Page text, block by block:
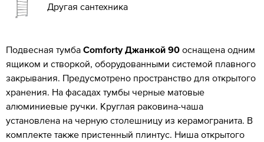
Другая сантехника
Подвесная тумба Comforty Джанкой 90 оснащена одним
ящиком и створкой, оборудованными системой плавного
закрывания. Предусмотрено пространство для открытого
хранения. На фасадах тумбы черные матовые
алюминиевые ручки. Круглая раковина-чаша
установлена на черную столешницу из керамогранита. В
комплекте также пристенный плинтус. Ниша открытого